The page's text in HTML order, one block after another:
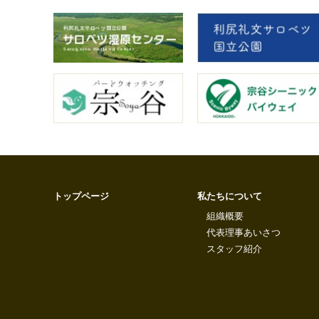
トップページ
私たちについて
組織概要
代表理事あいさつ
スタッフ紹介